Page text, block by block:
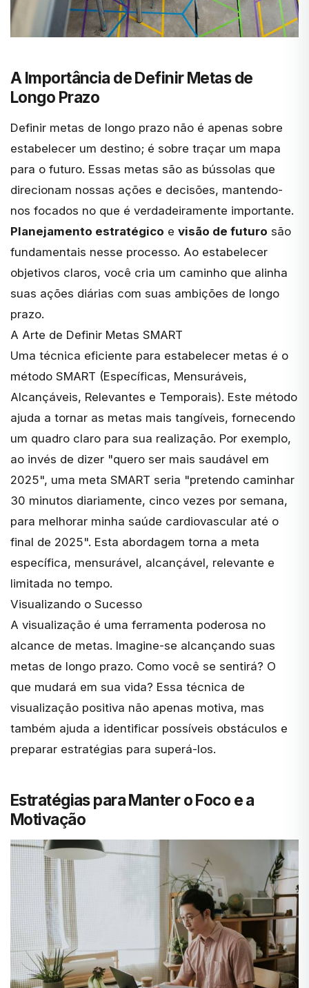
A Importância de Definir Metas de
Longo Prazo
Definir metas de longo prazo não é apenas sobre
estabelecer um destino; é sobre traçar um mapa
para o futuro. Essas metas são as bússolas que
direcionam nossas ações e decisões, mantendo-
nos focados no que é verdadeiramente importante.
Planejamento estratégico e visão de futuro são
fundamentais nesse processo. Ao estabelecer
objetivos claros, você cria um caminho que alinha
suas ações diárias com suas ambições de longo
prazo.
A Arte de Definir Metas SMART
Uma técnica eficiente para estabelecer metas é o
método SMART (Específicas, Mensuráveis,
Alcançáveis, Relevantes e Temporais). Este método
ajuda a tornar as metas mais tangíveis, fornecendo
um quadro claro para sua realização. Por exemplo,
ao invés de dizer "quero ser mais saudável em
2025", uma meta SMART seria "pretendo caminhar
30 minutos diariamente, cinco vezes por semana,
para melhorar minha saúde cardiovascular até o
final de 2025". Esta abordagem torna a meta
específica, mensurável, alcançável, relevante e
limitada no tempo.
Visualizando o Sucesso
A visualização é uma ferramenta poderosa no
alcance de metas. Imagine-se alcançando suas
metas de longo prazo. Como você se sentirá? O
que mudará em sua vida? Essa técnica de
visualização positiva não apenas motiva, mas
também ajuda a identificar possíveis obstáculos e
preparar estratégias para superá-los.
Estratégias para Manter o Foco e a
Motivação